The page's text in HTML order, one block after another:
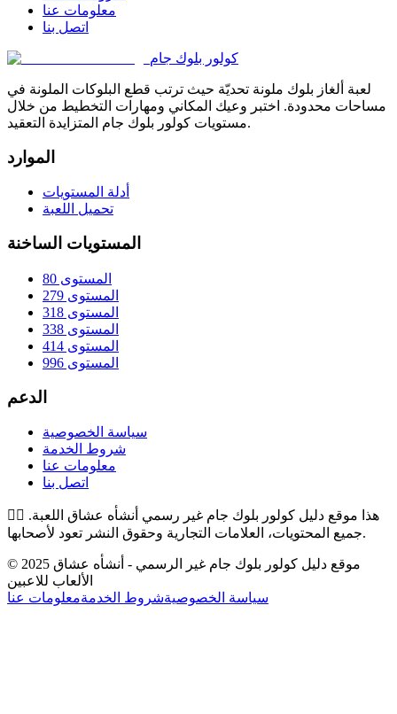
معلومات عنا
اتصل بنا
كولور بلوك جام
لعبة ألغاز بلوك ملونة تحديّة حيث ترتب قطع البلوكات الملونة في
مساحات محدودة. اختبر وعيك المكاني ومهارات التخطيط من خلال
مستويات كولور بلوك جام المتزايدة التعقيد.
الموارد
أدلة المستويات
تحميل اللعبة
المستويات الساخنة
المستوى 80
المستوى 279
المستوى 318
المستوى 338
المستوى 414
المستوى 996
الدعم
سياسة الخصوصية
شروط الخدمة
معلومات عنا
اتصل بنا
👉🏻 هذا موقع دليل كولور بلوك جام غير رسمي أنشأه عشاق اللعبة.
جميع المحتويات، العلامات التجارية وحقوق النشر تعود لأصحابها.
© 2025 موقع دليل كولور بلوك جام غير الرسمي - أنشأه عشاق
الألعاب للاعبين
سياسة الخصوصيةشروط الخدمةمعلومات عنا